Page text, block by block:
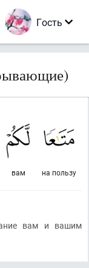
Гость
на пользу
вам
вам и вашим